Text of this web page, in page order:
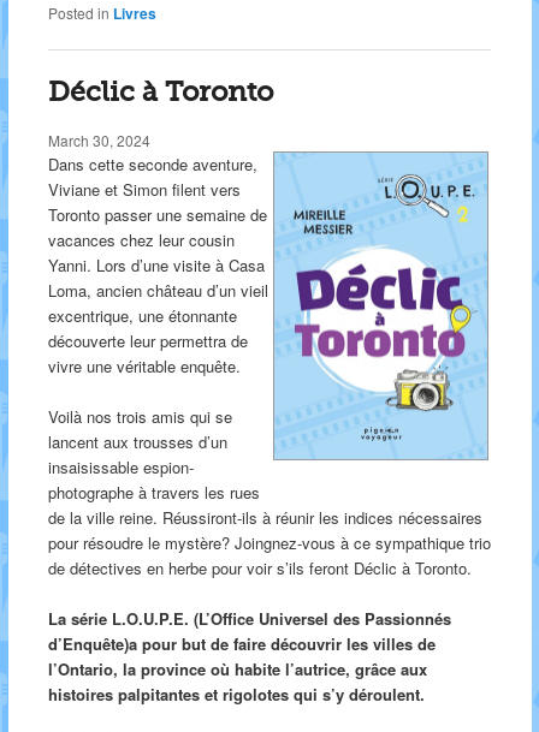
Posted in Livres
Déclic à Toronto
March 30, 2024
Dans cette seconde aventure,
Viviane et Simon filent vers
Toronto passer une semaine de
vacances chez leur cousin
Yanni. Lors d’une visite à Casa
Loma, ancien château d’un vieil
excentrique, une étonnante
découverte leur permettra de
vivre une véritable enquête.
Voilà nos trois amis qui se
lancent aux trousses d’un
insaisissable espion-
photographe à travers les rues
de la ville reine. Réussiront-ils à réunir les indices nécessaires
pour résoudre le mystère? Joingnez-vous à ce sympathique trio
de détectives en herbe pour voir s’ils feront Déclic à Toronto.
La série L.O.U.P.E. (L’Office Universel des Passionnés
d’Enquête)a pour but de faire découvrir les villes de
l’Ontario, la province où habite l’autrice, grâce aux
histoires palpitantes et rigolotes qui s’y déroulent.